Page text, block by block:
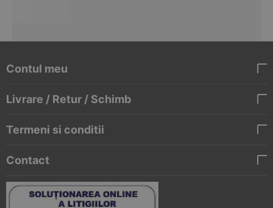
Contul meu
Livrare / Retur / Schimb
Termeni si conditii
Contact